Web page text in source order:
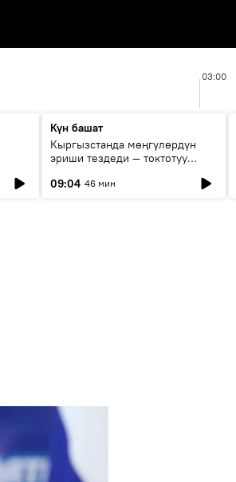
03:00
Күн башат
Кыргызстанда мөңгүлөрдүн
эриши тездеди — токтотуу
09:04 46 мин